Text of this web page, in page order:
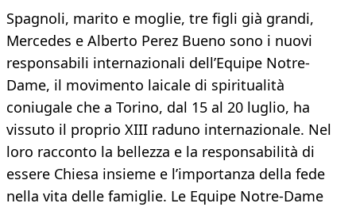
Spagnoli, marito e moglie, tre figli già grandi,
Mercedes e Alberto Perez Bueno sono i nuovi
responsabili internazionali dell’Equipe Notre-
Dame, il movimento laicale di spiritualità
coniugale che a Torino, dal 15 al 20 luglio, ha
vissuto il proprio XIII raduno internazionale. Nel
loro racconto la bellezza e la responsabilità di
essere Chiesa insieme e l’importanza della fede
nella vita delle famiglie. Le Equipe Notre-Dame